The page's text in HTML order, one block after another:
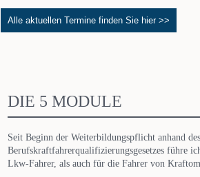
Alle aktuellen Termine finden Sie hier >>
DIE 5 MODULE
Seit Beginn der Weiterbildungspflicht anhand des
Berufskraftfahrerqualifizierungsgesetzes führe
Lkw-Fahrer, als auch für die Fahrer von